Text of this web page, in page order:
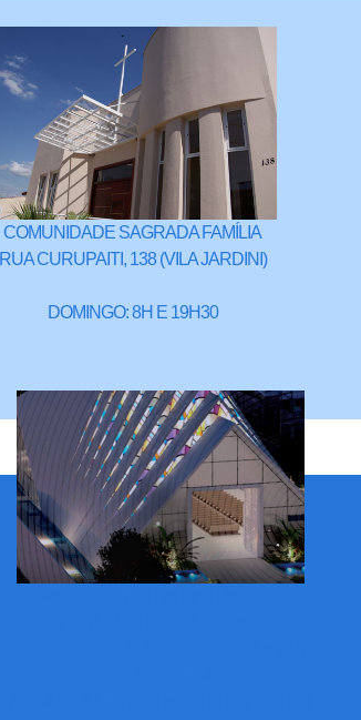
COMUNIDADE SAGRADA FAMÍLIA
RUA CURUPAITI, 138 (VILA JARDINI)
DOMINGO: 8H E 19H30